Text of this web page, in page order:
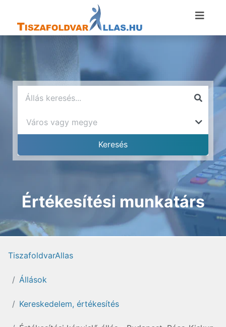
Értékesítési munkatárs
TiszafoldvarAllas
Állások
Kereskedelem, értékesítés